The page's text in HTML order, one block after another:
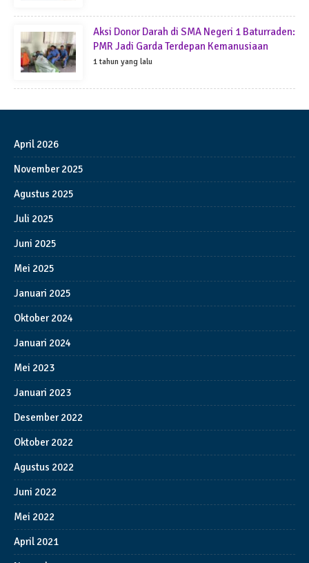
Aksi Donor Darah di SMA Negeri 1 Baturraden:
PMR Jadi Garda Terdepan Kemanusiaan
1 tahun yang lalu
April 2026
November 2025
Agustus 2025
Juli 2025
Juni 2025
Mei 2025
Januari 2025
Oktober 2024
Januari 2024
Mei 2023
Januari 2023
Desember 2022
Oktober 2022
Agustus 2022
Juni 2022
Mei 2022
April 2021